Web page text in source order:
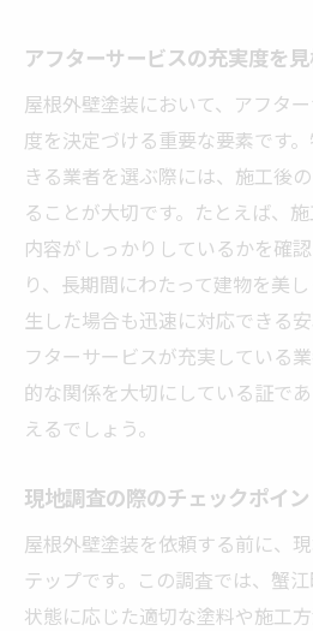
アフターサービスの充実度を
屋根外壁塗装において、アフタ
度を決定づける重要な要素です
きる業者を選ぶ際には、施工後
ることが大切です。たとえば、
内容がしっかりしているかを確
り、長期間にわたって建物を美
生した場合も迅速に対応できる
フターサービスが充実している
的な関係を大切にしている証で
えるでしょう。
現地調査の際のチェックポイン
屋根外壁塗装を依頼する前に、
テップです。この調査では、蟹
状態に応じた適切な塗料や施工